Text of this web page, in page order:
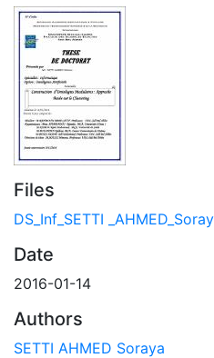
Files
DS_Inf_SETTI
Date
2016-01-14
Authors
SETTI AHMED Soraya